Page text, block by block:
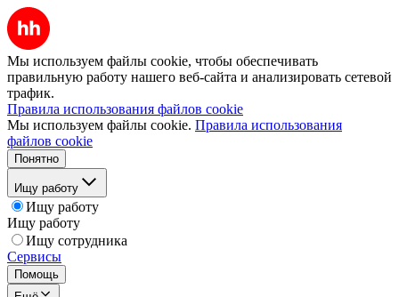
Мы используем файлы cookie, чтобы обеспечивать
правильную работу нашего веб-сайта и анализировать сетевой
трафик.
Правила использования файлов cookie
Мы используем файлы cookie. Правила использования
файлов cookie
Понятно
Ищу работу
Ищу работу
Ищу работу
Ищу сотрудника
Сервисы
Помощь